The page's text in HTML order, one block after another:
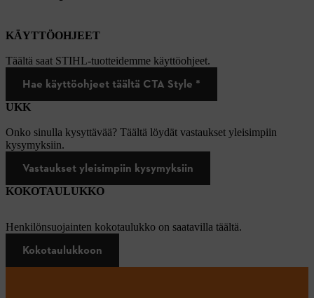
KÄYTTÖOHJEET
Täältä saat STIHL-tuotteidemme käyttöohjeet.
Hae käyttöohjeet täältä CTA Style *
UKK
Onko sinulla kysyttävää? Täältä löydät vastaukset yleisimpiin
kysymyksiin.
Vastaukset yleisimpiin kysymyksiin
KOKOTAULUKKO
Henkilönsuojainten kokotaulukko on saatavilla täältä.
Kokotaulukkoon